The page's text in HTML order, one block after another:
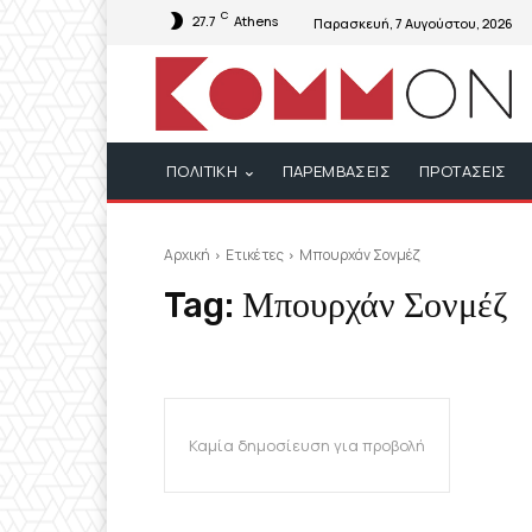
27.7 C Athens Παρασκευή, 7 Αυγούστου, 2026
ΠΟΛΙΤΙΚΗ ΠΑΡΕΜΒΑΣΕΙΣ ΠΡΟΤΑΣΕΙΣ
Αρχική Ετικέτες Μπουρχάν Σονμέζ
Tag: Μπουρχάν Σονμέζ
Καμία δημοσίευση για προβολή